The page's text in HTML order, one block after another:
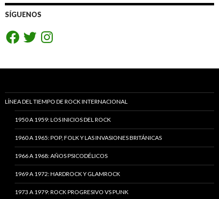
SÍGUENOS
FacebookTwitterInstagram
LÍNEA DEL TIEMPO DE ROCK INTERNACIONAL
1950 A 1959: LOS INICIOS DEL ROCK
1960 A 1965: POP, FOLK Y LAS INVASIONES BRITÁNICAS
1966 A 1968: AÑOS PSICODÉLICOS
1969 A 1972: HARDROCK Y GLAMROCK
1973 A 1979: ROCK PROGRESIVO VS PUNK